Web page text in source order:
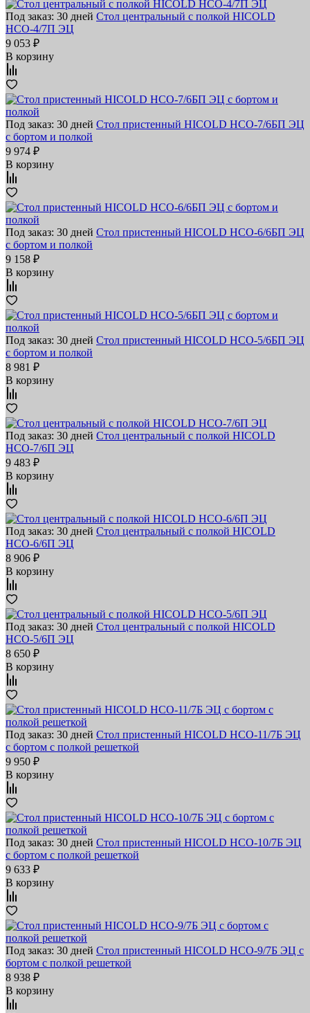
Под заказ: 30 дней Стол центральный с полкой HICOLD
НСО-4/7П ЭЦ
9 053 ₽
В корзину
Под заказ: 30 дней Стол пристенный HICOLD НСО-7/6БП ЭЦ
с бортом и полкой
9 974 ₽
В корзину
Под заказ: 30 дней Стол пристенный HICOLD НСО-6/6БП ЭЦ
с бортом и полкой
9 158 ₽
В корзину
Под заказ: 30 дней Стол пристенный HICOLD НСО-5/6БП ЭЦ
с бортом и полкой
8 981 ₽
В корзину
Под заказ: 30 дней Стол центральный с полкой HICOLD
НСО-7/6П ЭЦ
9 483 ₽
В корзину
Под заказ: 30 дней Стол центральный с полкой HICOLD
НСО-6/6П ЭЦ
8 906 ₽
В корзину
Под заказ: 30 дней Стол центральный с полкой HICOLD
НСО-5/6П ЭЦ
8 650 ₽
В корзину
Под заказ: 30 дней Стол пристенный HICOLD НСО-11/7Б ЭЦ
с бортом с полкой решеткой
9 950 ₽
В корзину
Под заказ: 30 дней Стол пристенный HICOLD НСО-10/7Б ЭЦ
с бортом с полкой решеткой
9 633 ₽
В корзину
Под заказ: 30 дней Стол пристенный HICOLD НСО-9/7Б ЭЦ с
бортом с полкой решеткой
8 938 ₽
В корзину